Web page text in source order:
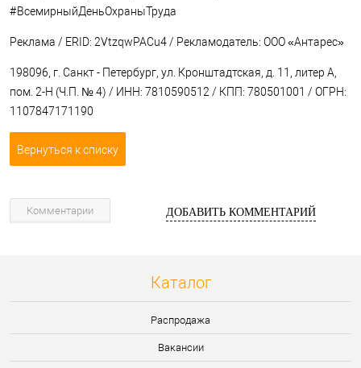
#ВсемирныйДеньОхраныТруда
Реклама / ERID: 2VtzqwPACu4 / Рекламодатель: ООО «Антарес»
198096, г. Санкт - Петербург, ул. Кронштадтская, д. 11, литер А,
пом. 2-Н (Ч.П. № 4) / ИНН: 7810590512 / КПП: 780501001 / ОГРН:
1107847171190
Вернуться к списку
Комментарии ДОБАВИТЬ КОММЕНТАРИЙ
Каталог
Распродажа
Вакансии